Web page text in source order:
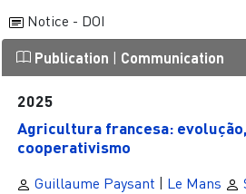
Notice - DOI
Publication | Communication
2025
Agricultura francesa:
cooperativismo
Guillaume Paysant | Le Mans